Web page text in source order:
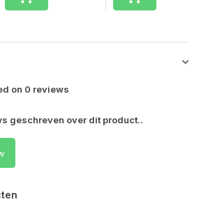
on 0 reviews
geschreven over dit product..